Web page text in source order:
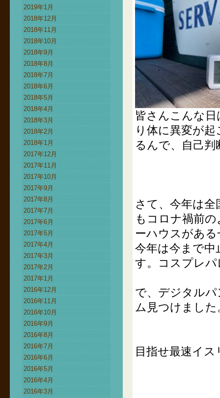
2019年1月
2018年12月
2018年11月
2018年10月
2018年9月
2018年8月
2018年7月
2018年6月
2018年5月
2018年4月
2018年3月
2018年2月
2018年1月
2017年12月
2017年11月
2017年10月
2017年9月
2017年8月
2017年7月
2017年6月
2017年5月
2017年4月
2017年3月
2017年2月
2017年1月
2016年12月
2016年11月
2016年10月
2016年9月
2016年8月
2016年7月
2016年6月
2016年5月
2016年4月
2016年3月
皆さんこんな
り体に異変が
るんで、自己
さて、今年は
もコロナ禍前
ーハウスがあ
今年は今まで
す。コスプレ
で、デジタル
ム見つけました
目指せ最速イ